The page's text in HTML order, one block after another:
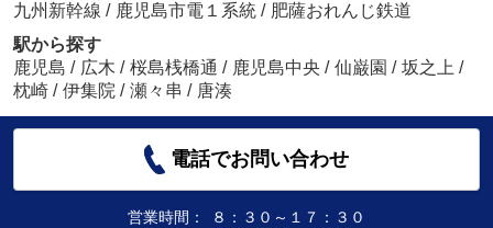
九州新幹線 / 鹿児島市電１系統 / 肥薩おれんじ鉄道
駅から探す
鹿児島 / 広木 / 桜島桟橋通 / 鹿児島中央 / 仙巌園 / 坂之上 /
枕崎 / 伊集院 / 瀬々串 / 唐湊
電話でお問い合わせ
営業時間：
８：３０～１７：３０